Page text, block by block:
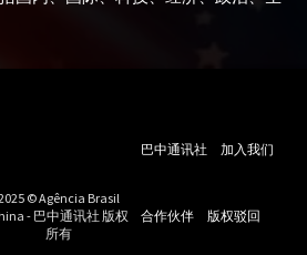
© Agência Brasil
- 巴中通讯社 版权
所有
巴中通讯社 加入我们
合作伙伴 版权驳回